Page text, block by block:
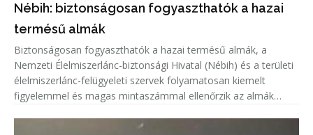
Nébih: biztonságosan fogyaszthatók a hazai
termésű almák
Biztonságosan fogyaszthatók a hazai termésű almák, a
Nemzeti Élelmiszerlánc-biztonsági Hivatal (Nébih) és a területi
élelmiszerlánc-felügyeleti szervek folyamatosan kiemelt
figyelemmel és magas mintaszámmal ellenőrzik az almák